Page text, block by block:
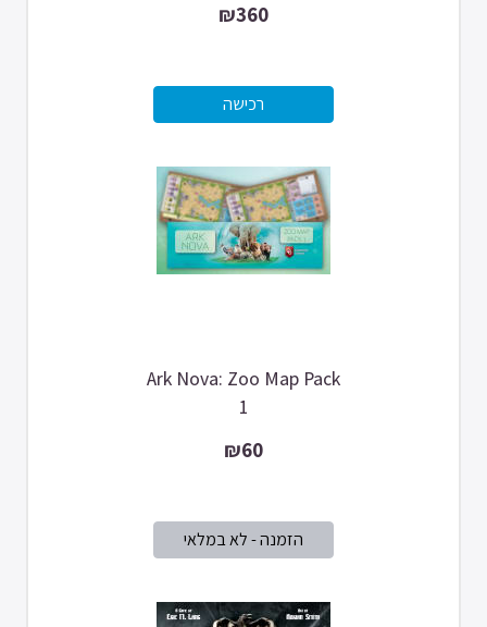
₪360
Ark Nova: Zoo Map Pack
1
₪60